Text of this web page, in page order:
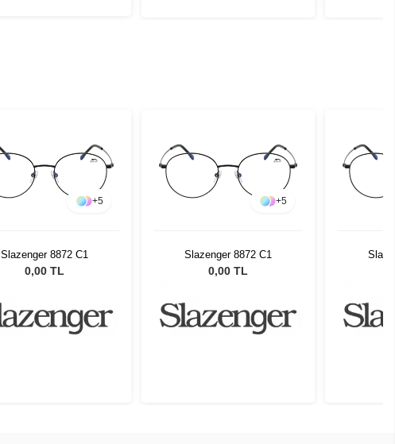
+5
Slazenger 8872 C1
0,00 TL
+5
Slazenger 8872 C1
0,00 TL